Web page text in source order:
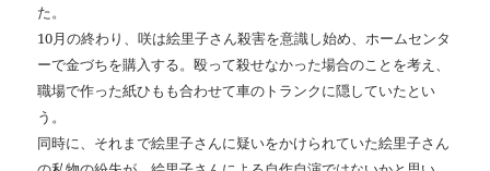
た。
10月の終わり、咲は絵里子さん殺害を意識し始め、ホームセンタ
ーで金づちを購入する。殴って殺せなかった場合のことを考え、
職場で作った紙ひもも合わせて車のトランクに隠していたとい
う。
同時に、それまで絵里子さんに疑いをかけられていた絵里子さん